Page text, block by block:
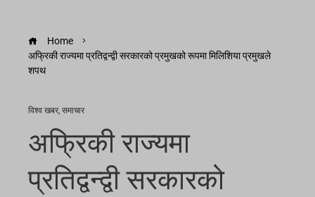
Home
अफ्रिकी राज्यमा प्रतिद्वन्द्वी सरकारको प्रमुखको रूपमा मिलिशिया प्रमुखले
शपथ
विश्व खबर, समाचार
अफ्रिकी राज्यमा
प्रतिद्वन्द्वी सरकारको